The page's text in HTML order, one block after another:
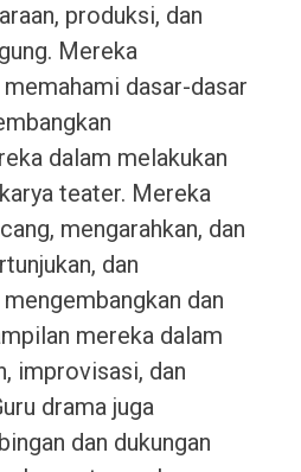
produksi, dan
Mereka
dasar-dasar
dalam melakukan
teater. Mereka
mengarahkan, dan
dan
dan
mereka dalam
improvisasi, dan
drama juga
dan dukungan